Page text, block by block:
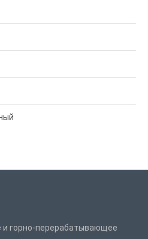
и горно-перерабатывающее